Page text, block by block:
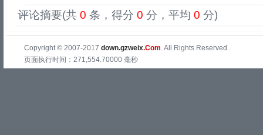
评论摘要(共 0 条，得分 0 分，平均 0 分)
Copyright © 2007-2017 down.gzweix.Com. All Rights Reserved .
页面执行时间：271,554.70000 毫秒